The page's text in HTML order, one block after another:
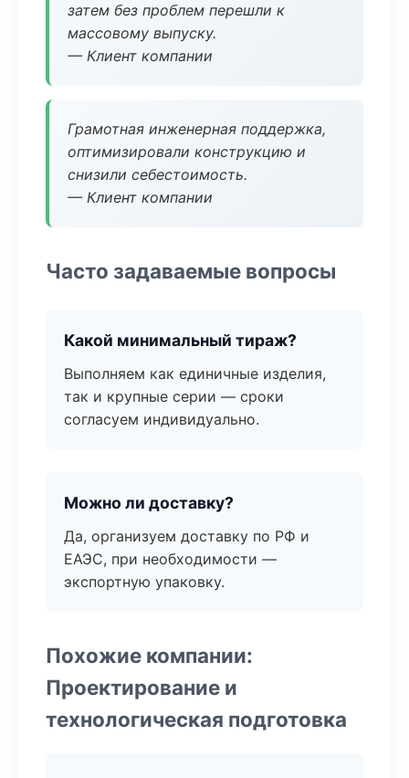
затем без проблем перешли к
массовому выпуску.
— Клиент компании
Грамотная инженерная поддержка,
оптимизировали конструкцию и
снизили себестоимость.
— Клиент компании
Часто задаваемые вопросы
Какой минимальный тираж?
Выполняем как единичные изделия,
так и крупные серии — сроки
согласуем индивидуально.
Можно ли доставку?
Да, организуем доставку по РФ и
ЕАЭС, при необходимости —
экспортную упаковку.
Похожие компании:
Проектирование и
технологическая подготовка